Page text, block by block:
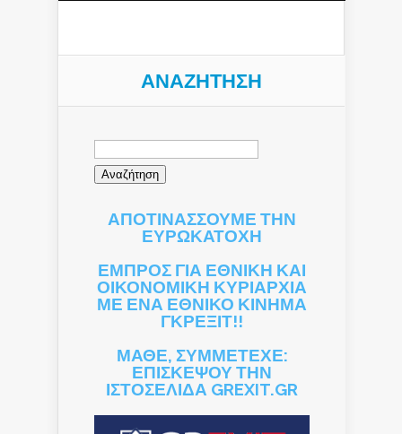
ΑΝΑΖΉΤΗΣΗ
Αναζήτηση
ΑΠΟΤΙΝΑΣΣΟΥΜΕ ΤΗΝ
ΕΥΡΩΚΑΤΟΧΗ
ΕΜΠΡΟΣ ΓΙΑ ΕΘΝΙΚΗ ΚΑΙ
ΟΙΚΟΝΟΜΙΚΗ ΚΥΡΙΑΡΧΙΑ
ΜΕ ΕΝΑ ΕΘΝΙΚΟ ΚΙΝΗΜΑ
ΓΚΡΕΞΙΤ!!
ΜΑΘΕ, ΣΥΜΜΕΤΕΧΕ:
ΕΠΙΣΚΕΨΟΥ ΤΗΝ
ΙΣΤΟΣΕΛΙΔΑ GREXIT.GR